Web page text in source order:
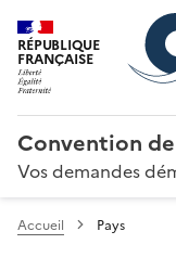
RÉPUBLIQUE
FRANÇAISE
Convention
Vos demandes
Accueil Pays